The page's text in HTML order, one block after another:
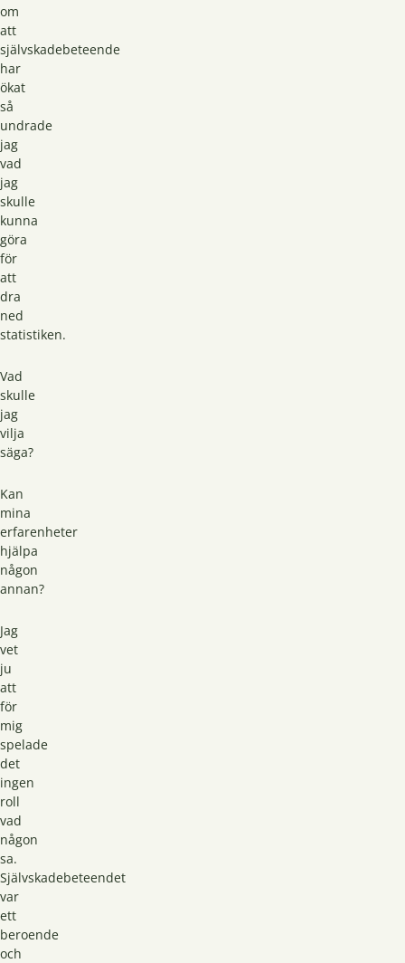
om
att
självskadebeteende
har
ökat
så
undrade
jag
vad
jag
skulle
kunna
göra
för
att
dra
ned
statistiken.
Vad
skulle
jag
vilja
säga?
Kan
mina
erfarenheter
hjälpa
någon
annan?
Jag
vet
ju
att
för
mig
spelade
det
ingen
roll
vad
någon
sa.
Självskadebeteendet
var
ett
beroende
och